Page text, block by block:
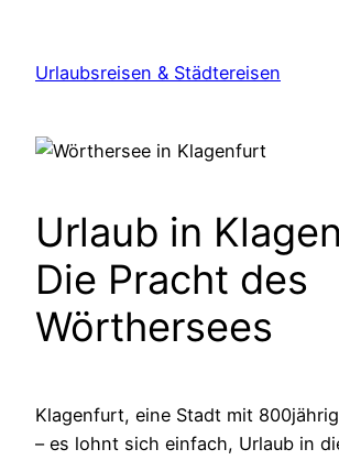
springen
Urlaubsreisen & Städtereisen
Urlaub in
Die Pracht des
Wörthersees
Klagenfurt, eine Stadt mit
– es lohnt sich einfach, Urlaub in